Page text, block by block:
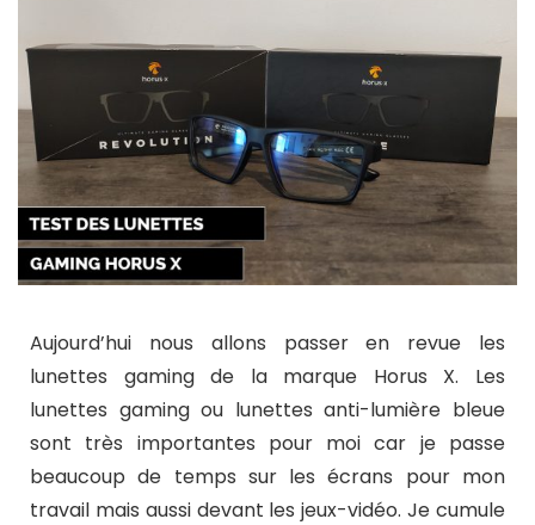
Aujourd’hui nous allons passer en revue les
lunettes gaming de la marque Horus X. Les
lunettes gaming ou lunettes anti-lumière bleue
sont très importantes pour moi car je passe
beaucoup de temps sur les écrans pour mon
travail mais aussi devant les jeux-vidéo. Je cumule